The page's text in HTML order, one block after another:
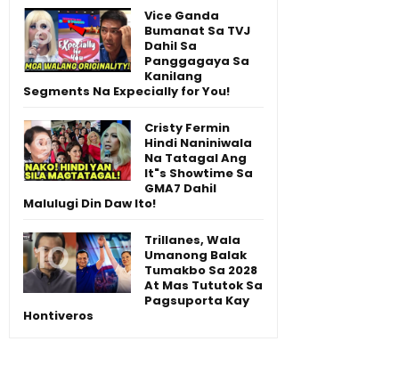
Vice Ganda
Bumanat Sa TVJ
Dahil Sa
Panggagaya Sa
Kanilang
Segments Na Expecially for You!
Cristy Fermin
Hindi Naniniwala
Na Tatagal Ang
It"s Showtime Sa
GMA7 Dahil
Malulugi Din Daw Ito!
Trillanes, Wala
Umanong Balak
Tumakbo Sa 2028
At Mas Tututok Sa
Pagsuporta Kay
Hontiveros